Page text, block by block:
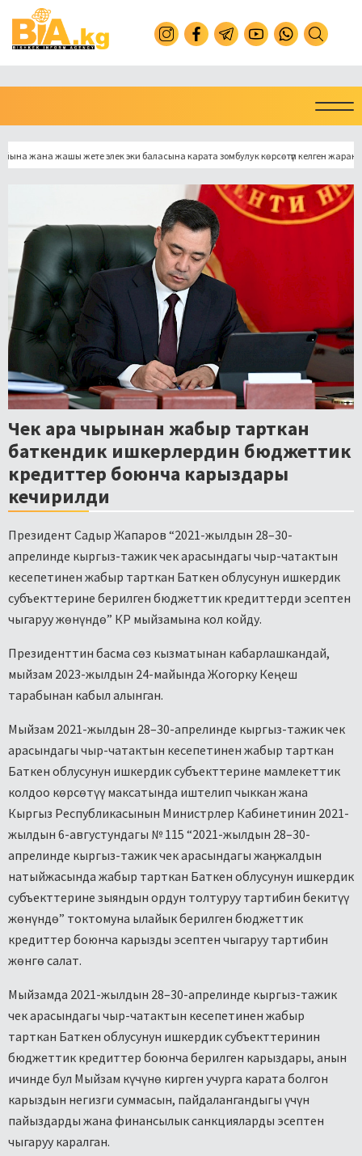
жашы жете элек эки баласына карата зомбулук көрсөтүп келген жаранга
Чек ара чырынан жабыр тарткан
баткендик ишкерлердин бюджеттик
кредиттер боюнча карыздары
кечирилди
Президент Садыр Жапаров “2021-жылдын 28–30-
апрелинде кыргыз-тажик чек арасындагы чыр-чатактын
кесепетинен жабыр тарткан Баткен облусунун ишкердик
субъекттерине берилген бюджеттик кредиттерди эсептен
чыгаруу жөнүндө” КР мыйзамына кол койду.
Президенттин басма сөз кызматынан кабарлашкандай,
мыйзам 2023-жылдын 24-майында Жогорку Кеңеш
тарабынан кабыл алынган.
Мыйзам 2021-жылдын 28–30-апрелинде кыргыз-тажик чек
арасындагы чыр-чатактын кесепетинен жабыр тарткан
Баткен облусунун ишкердик субъекттерине мамлекеттик
колдоо көрсөтүү максатында иштелип чыккан жана
Кыргыз Республикасынын Министрлер Кабинетинин 2021-
жылдын 6-августундагы № 115 “2021-жылдын 28–30-
апрелинде кыргыз-тажик чек арасындагы жаңжалдын
натыйжасында жабыр тарткан Баткен облусунун ишкердик
субъекттерине зыяндын ордун толтуруу тартибин бекитүү
жөнүндө” токтомуна ылайык берилген бюджеттик
кредиттер боюнча карызды эсептен чыгаруу тартибин
жөнгө салат.
Мыйзамда 2021-жылдын 28–30-апрелинде кыргыз-тажик
чек арасындагы чыр-чатактын кесепетинен жабыр
тарткан Баткен облусунун ишкердик субъекттеринин
бюджеттик кредиттер боюнча берилген карыздары, анын
ичинде бул Мыйзам күчүнө кирген учурга карата болгон
карыздын негизги суммасын, пайдалангандыгы үчүн
пайыздарды жана финансылык санкцияларды эсептен
чыгаруу каралган.